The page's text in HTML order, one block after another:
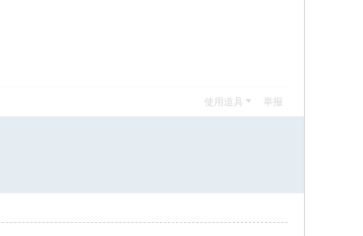
使用道具 举报